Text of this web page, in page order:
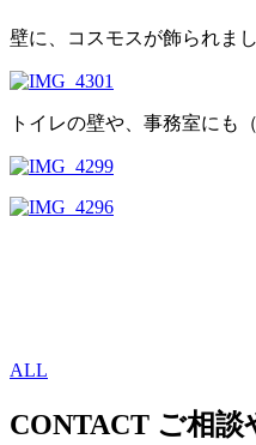
壁に、コスモスが飾られまし
トイレの壁や、事務室にも
ALL
CONTACT ご相談